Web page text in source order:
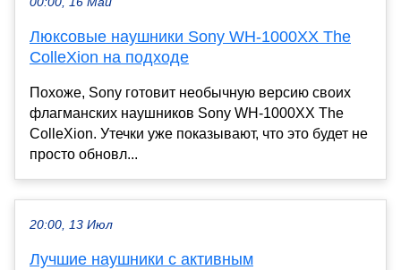
Люксовые наушники Sony WH-1000XX The
ColleXion на подходе
Похоже, Sony готовит необычную версию своих
флагманских наушников Sony WH-1000XX The
ColleXion. Утечки уже показывают, что это будет не
просто обновл...
20:00, 13 Июл
Лучшие наушники с активным